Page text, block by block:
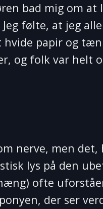
bad mig om at
følte, at jeg
papir og
og folk var helt
nerve, men det,
lys på den
ofte
der ser